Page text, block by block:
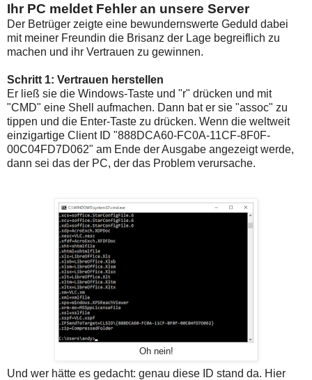
Ihr PC meldet Fehler an unsere Server
Der Betrüger zeigte eine bewundernswerte Geduld dabei
mit meiner Freundin die Brisanz der Lage begreiflich zu
machen und ihr Vertrauen zu gewinnen.
Schritt 1: Vertrauen herstellen
Er ließ sie die Windows-Taste und "r" drücken und mit
"CMD" eine Shell aufmachen. Dann bat er sie "assoc" zu
tippen und die Enter-Taste zu drücken. Wenn die weltweit
einzigartige Client ID "888DCA60-FC0A-11CF-8F0F-
00C04FD7D062" am Ende der Ausgabe angezeigt werde,
dann sei das der PC, der das Problem verursache.
Oh nein!
Und wer hätte es gedacht: genau diese ID stand da. Hier